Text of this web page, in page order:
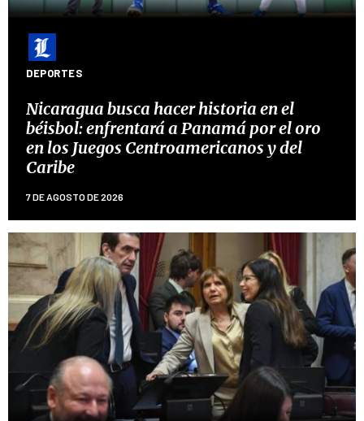
DEPORTES
Nicaragua busca hacer historia en el
béisbol: enfrentará a Panamá por el oro
en los Juegos Centroamericanos y del
Caribe
7 DE AGOSTO DE 2026